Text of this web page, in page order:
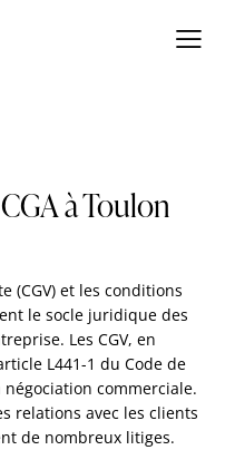
à Toulon
(CGV) et les conditions
le socle juridique des
Les CGV, en
L441-1 du Code de
commerciale.
relations avec les clients
de nombreux litiges.